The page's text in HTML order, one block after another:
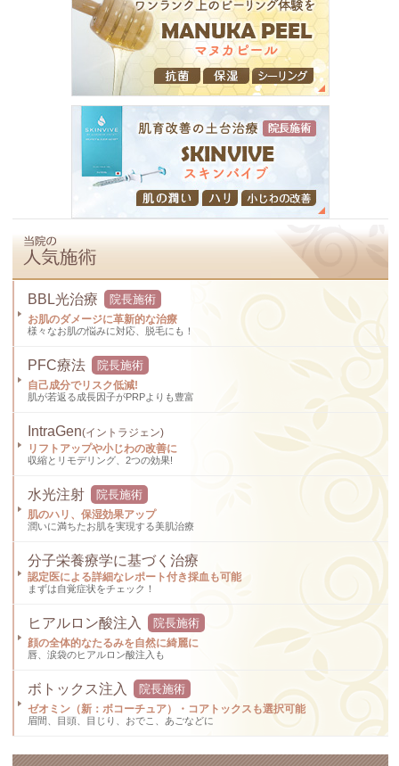
BBL光治療 院長施術
お肌のダメージに革新的な治療
様々なお肌の悩みに対応、脱毛にも！
PFC療法 院長施術
自己成分でリスク低減!
肌が若返る成長因子がPRPよりも豊富
IntraGen(イントラジェン)
リフトアップや小じわの改善に
収縮とリモデリング、2つの効果!
水光注射 院長施術
肌のハリ、保湿効果アップ
潤いに満ちたお肌を実現する美肌治療
分子栄養療学に基づく治療
認定医による詳細なレポート付き採血も可能
まずは自覚症状をチェック！
ヒアルロン酸注入 院長施術
顔の全体的なたるみを自然に綺麗に
唇、涙袋のヒアルロン酸注入も
ボトックス注入 院長施術
ゼオミン（新：ボコーチュア）・コアトックスも選択可能
眉間、目頭、目じり、おでこ、あごなどに